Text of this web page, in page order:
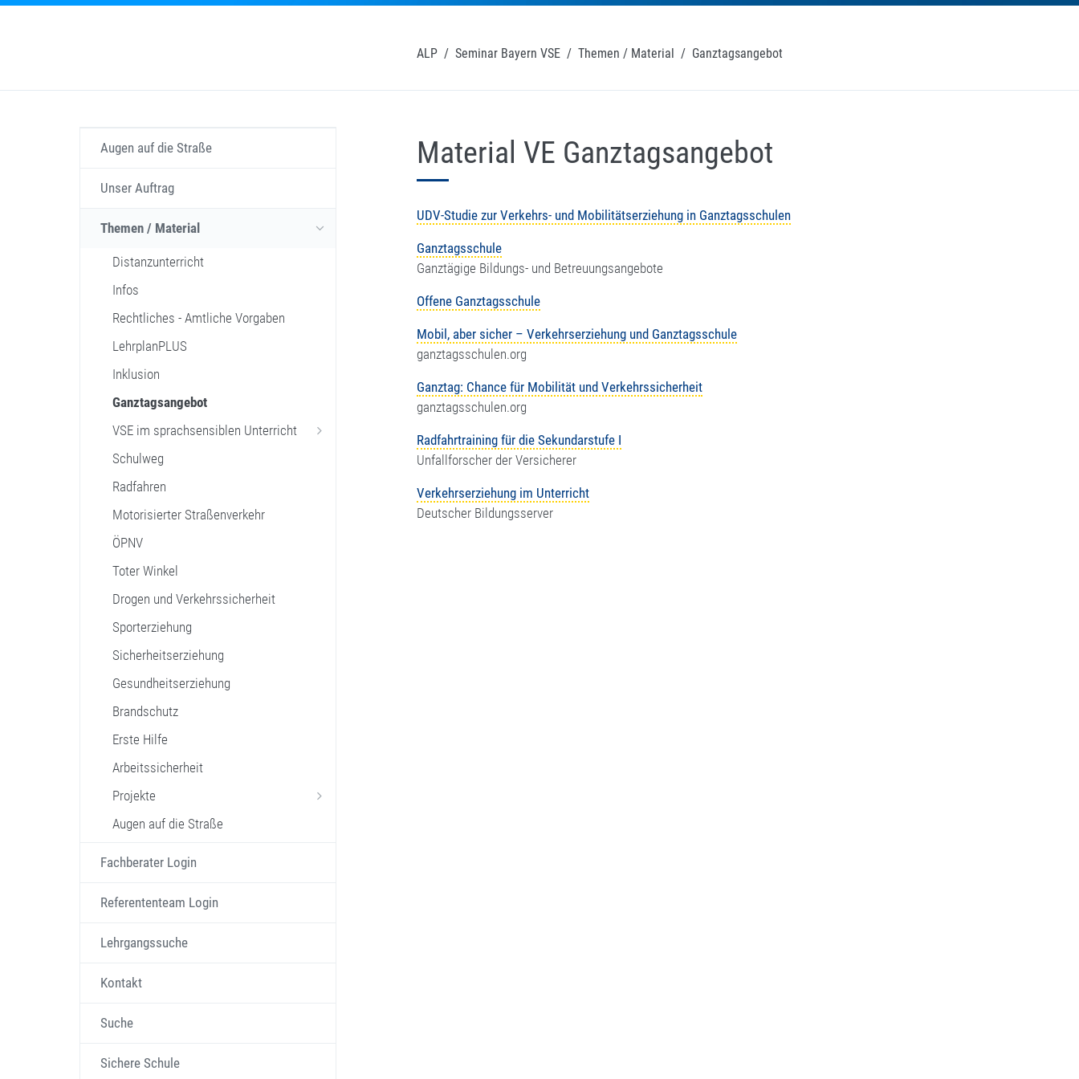
ALP / Seminar Bayern VSE / Themen / Material / Ganztagsangebot
Augen auf die Straße
Unser Auftrag
Themen / Material
Distanzunterricht
Infos
Rechtliches - Amtliche Vorgaben
LehrplanPLUS
Inklusion
Ganztagsangebot
VSE im sprachsensiblen Unterricht
Schulweg
Radfahren
Motorisierter Straßenverkehr
ÖPNV
Toter Winkel
Drogen und Verkehrssicherheit
Sporterziehung
Sicherheitserziehung
Gesundheitserziehung
Brandschutz
Erste Hilfe
Arbeitssicherheit
Projekte
Augen auf die Straße
Fachberater Login
Referententeam Login
Lehrgangssuche
Kontakt
Suche
Sichere Schule
Material VE Ganztagsangebot
UDV-Studie zur Verkehrs- und Mobilitätserziehung in Ganztagsschulen
Ganztagsschule
Ganztägige Bildungs- und Betreuungsangebote
Offene Ganztagsschule
Mobil, aber sicher – Verkehrserziehung und Ganztagsschule
ganztagsschulen.org
Ganztag: Chance für Mobilität und Verkehrssicherheit
ganztagsschulen.org
Rad­fahrt­rai­ning für die Sekun­dar­stufe I
Unfallforscher der Versicherer
Verkehrserziehung im Unterricht
Deutscher Bildungsserver